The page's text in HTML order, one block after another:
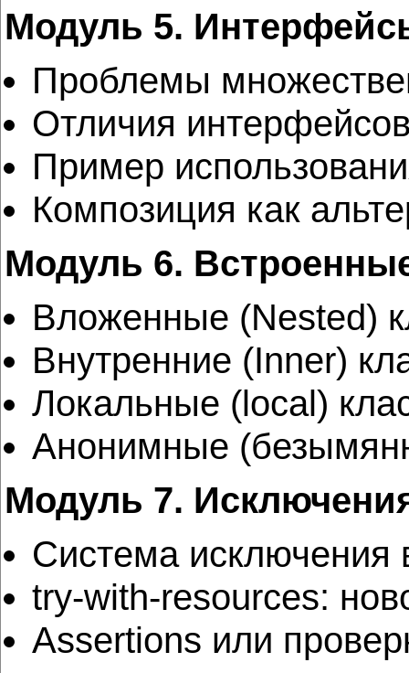
Модуль 5.
Проблемы
Отличия
Пример
Композиция как
Модуль 6.
Вложенные (Nested)
Внутренние (Inner)
Локальные (local)
Анонимные
Модуль 7.
Система исключения
try-with-resources:
Assertions или